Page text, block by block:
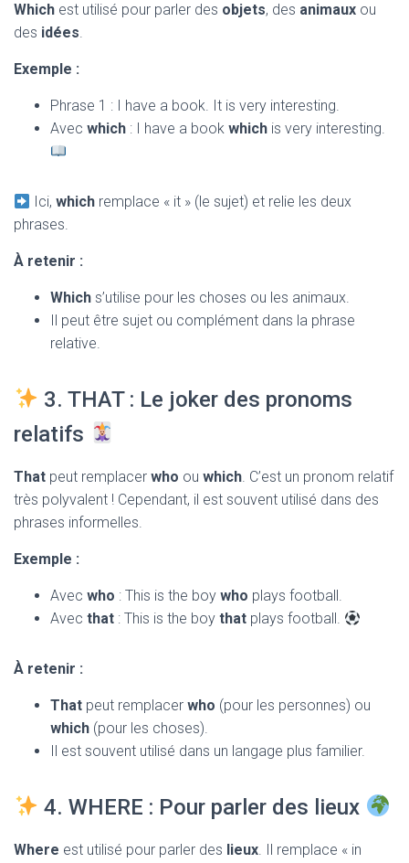
Which est utilisé pour parler des objets, des animaux ou
des idées.
Exemple :
Phrase 1 : I have a book. It is very interesting.
Avec which : I have a book which is very interesting.
Ici,which remplace « it » (le sujet) et relie les deux
phrases.
À retenir :
Which s’utilise pour les choses ou les animaux.
Il peut être sujet ou complément dans la phrase
relative.
3. THAT : Le joker des pronoms
relatifs
That peut remplacer who ou which. C’est un pronom relatif
très polyvalent ! Cependant, il est souvent utilisé dans des
phrases informelles.
Exemple :
Avec who : This is the boy who plays football.
Avec that : This is the boy that plays football.
À retenir :
That peut remplacer who (pour les personnes) ou
which (pour les choses).
Il est souvent utilisé dans un langage plus familier.
4. WHERE : Pour parler des lieux
Where est utilisé pour parler des lieux. Il remplace « in